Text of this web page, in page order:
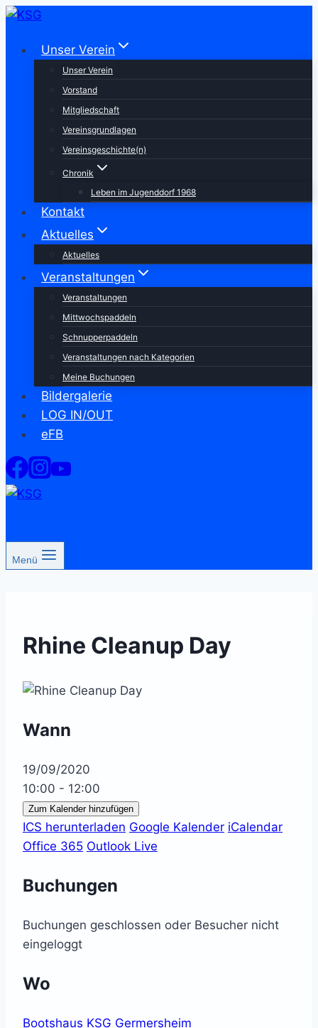
Zum
springenUnser Verein
Unser Verein
Vorstand
Mitgliedschaft
Vereinsgrundlagen
Vereinsgeschichte(n)
Chronik
Leben im Jugenddorf 1968
Kontakt
Aktuelles
Aktuelles
Veranstaltungen
Veranstaltungen
Mittwochspaddeln
Schnupperpaddeln
Veranstaltungen nach Kategorien
Meine Buchungen
Bildergalerie
LOG IN/OUT
eFB
Menü
Rhine Cleanup Day
Wann
19/09/2020
10:00 - 12:00
Zum Kalender hinzufügen
ICS herunterladen Google Kalender iCalendar
Office 365 Outlook Live
Buchungen
Buchungen geschlossen oder Besucher nicht
eingeloggt
Wo
Bootshaus KSG Germersheim